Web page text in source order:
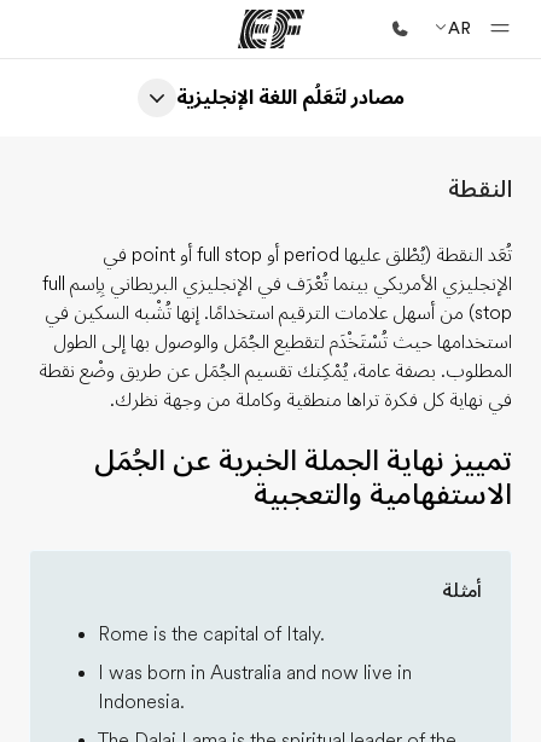
AR
الصفحة الرئيسية
برامج
شاهد كل ما نقوم به
مكاتب
أعثر على مكتب قريب منك
نبذة عنا
من نحن
وظائف
إنضم إلى الفريق
مصادر لتَعَلُم اللغة الإنجليزية
النقطة
تُعَد النقطة (يُطْلق عليها period أو full stop أو point في
الإنجليزي الأمريكي بينما تُعْرَف في الإنجليزي البريطاني بِاِسم full
stop) من أسهل علامات الترقيم استخدامًا. إنها تُشْبه السكين في
استخدامها حيث تُسْتَخْدَم لتقطيع الجُمَل والوصول بها إلى الطول
المطلوب. بصفة عامة، يُمْكِنك تقسيم الجُمَل عن طريق وضْع نقطة
في نهاية كل فكرة تراها منطقية وكاملة من وجهة نظرك.
تمييز نهاية الجملة الخبرية عن الجُمَل
الاستفهامية والتعجبية
أمثلة
Rome is the capital of Italy.
I was born in Australia and now live in
Indonesia.